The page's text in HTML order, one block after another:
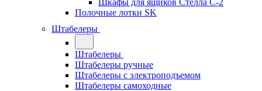
Шкафы для ящиков Стелла С-2
Полочные лотки SK
Штабелеры
Штабелеры
Штабелеры ручные
Штабелеры с электроподъемом
Штабелеры самоходные